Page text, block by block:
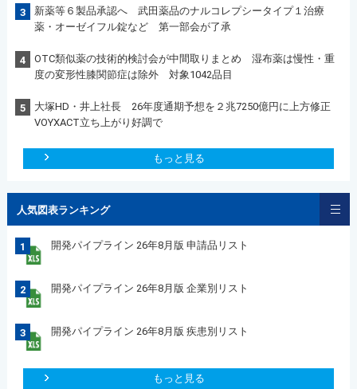
3
新薬等６製品承認へ 武田薬品のナルコレプシータイプ１治療
薬・オーゼイフル錠など 第一部会が了承
4
OTC類似薬の技術的検討会が中間取りまとめ 湿布薬は慢性・重
度の変形性膝関節症は除外 対象1042品目
5
大塚HD・井上社長 26年度通期予想を２兆7250億円に上方修正
VOYXACT立ち上がり好調で
もっと見る
人気図表ランキング
1 開発パイプライン 26年8月版 申請品リスト
2 開発パイプライン 26年8月版 企業別リスト
3 開発パイプライン 26年8月版 疾患別リスト
もっと見る